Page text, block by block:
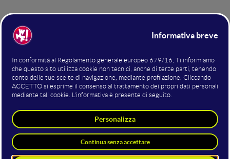
We Make Future
che torna quest'anno con
una seconda
stagione
presentatrice e host del
Mainstage del WMF 2026.
Due episodi saranno pubblicatiogni settimana su YouTube
e Spotify, con l'intenzione di creare un percorso di
approfondimento sulle tematiche dell'innovazione digitale e
WMF.
Sonointerviste di ampio respiro, che affrontano temi come